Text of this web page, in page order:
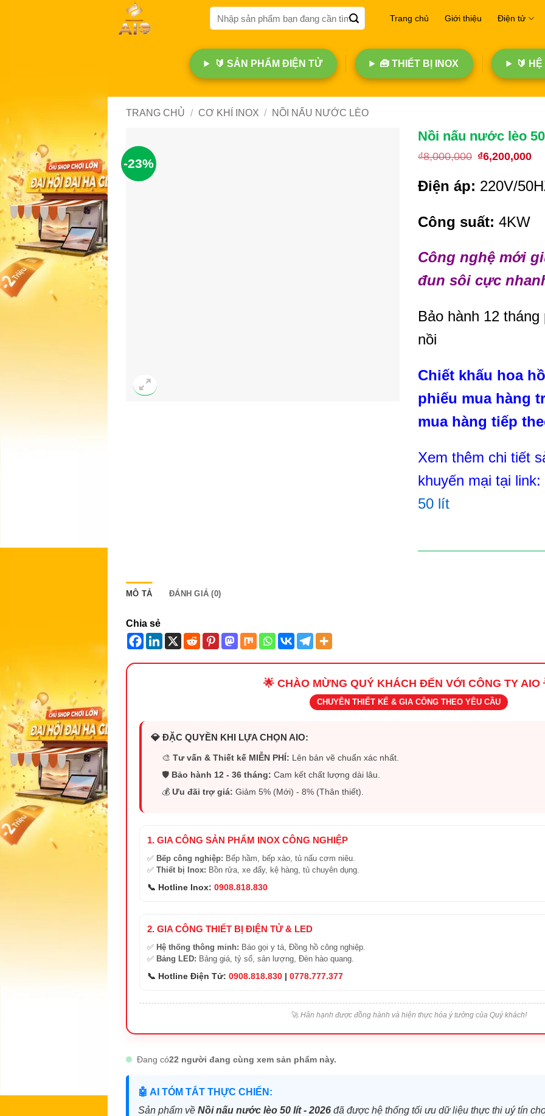
qua
nội
Tìm
kiếm:
Trang chủ Giới thiệu Điện tử
🔰 SẢN PHẨM ĐIỆN TỬ 🧰 THIẾT BỊ INOX 🔰
TRANG CHỦ / CƠ KHÍ INOX / NỒI NẤU NƯỚC LÈO
-23%
Nồi nấu nước lèo
₫8,000,000 Giá
gốc
₫8,000,000.
₫6,200,000
là:
Điện áp: 220V/
Công suất: 4KW
Công nghệ mới
đun sôi cực
Bảo hành 12
nồi
Chiết khấu hoa
phiếu mua hàng
mua hàng tiếp
Xem thêm chi tiết
khuyến mại tại link:
50 lít
MÔ TẢ ĐÁNH GIÁ (0)
Chia sẻ
🌟 CHÀO MỪNG QUÝ KHÁCH ĐẾN VỚI CÔNG TY AIO
CHUYÊN THIẾT KẾ & GIA CÔNG THEO YÊU CẦU
💎 ĐẶC QUYỀN KHI LỰA CHỌN AIO:
🎨Tư vấn & Thiết kế MIỄN PHÍ: Lên bản vẽ chuẩn xác nhất.
🛡️ Bảo hành 12 - 36 tháng: Cam kết chất lượng dài lâu.
💰Ưu đãi trợ giá: Giảm 5% (Mới) - 8% (Thân thiết).
1. GIA CÔNG SẢN PHẨM INOX CÔNG NGHIỆP
✅ Bếp công nghiệp: Bếp hầm, bếp xào, tủ nấu cơm niêu.
✅ Thiết bị Inox: Bồn rửa, xe đẩy, kệ hàng, tủ chuyên dụng.
📞 Hotline Inox: 0908.818.830
2. GIA CÔNG THIẾT BỊ ĐIỆN TỬ & LED
✅ Hệ thống thông minh: Báo gọi y tá, Đồng hồ công nghiệp.
✅ Bảng LED: Bảng giá, tỷ số, sản lượng, Đèn hào quang.
📞 Hotline Điện Tử: 0908.818.830 | 0778.777.377
🚀 Hân hạnh được đồng hành và hiện thực hóa ý tưởng của Quý khách!
Đang có22 người đang cùng xem sản phẩm này.
🤖 AI TÓM TẮT THỰC CHIẾN:
Sản phẩm về Nồi nấu nước lèo 50 lít - 2026 đã được hệ thống tối ưu dữ liệu thực thi uý tín